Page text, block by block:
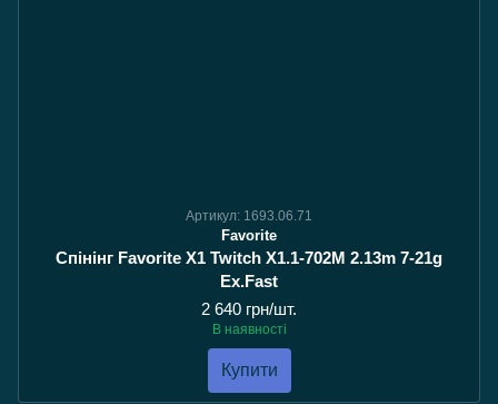
Артикул: 1693.06.71
Favorite
Спінінг Favorite X1 Twitch X1.1-702M 2.13m 7-21g
Ex.Fast
2 640 грн/шт.
В наявності
Купити